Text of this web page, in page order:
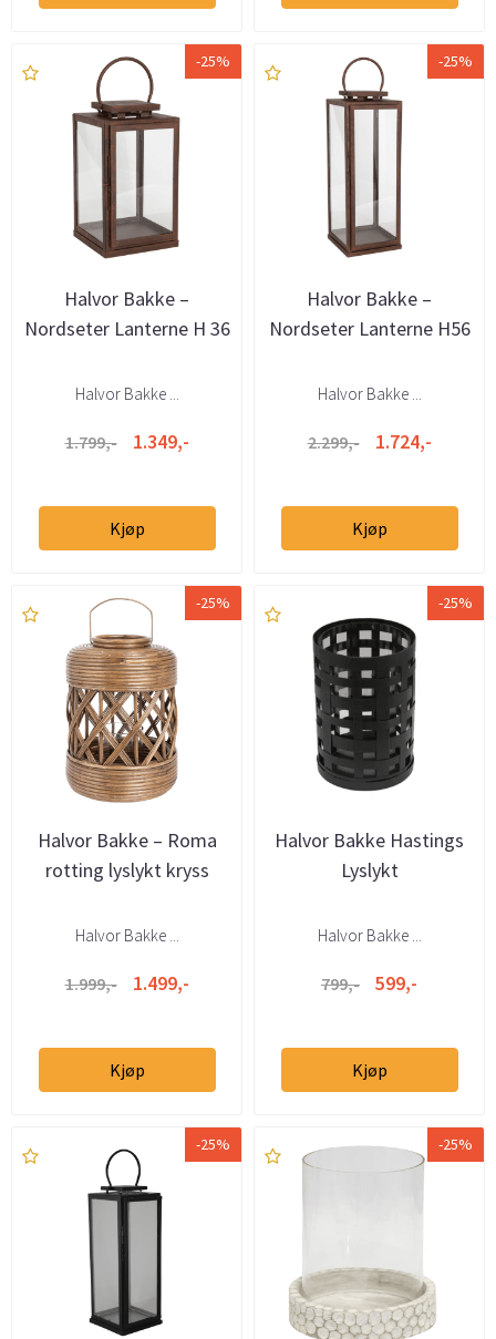
-25%
Halvor Bakke –
Nordseter Lanterne H 36
Halvor Bakke ...
1.799,- 1.349,-
Kjøp
-25%
Halvor Bakke –
Nordseter Lanterne H56
Halvor Bakke ...
2.299,- 1.724,-
Kjøp
-25%
Halvor Bakke – Roma
rotting lyslykt kryss
Halvor Bakke ...
1.999,- 1.499,-
Kjøp
-25%
Halvor Bakke Hastings
Lyslykt
Halvor Bakke ...
799,- 599,-
Kjøp
-25% -25%